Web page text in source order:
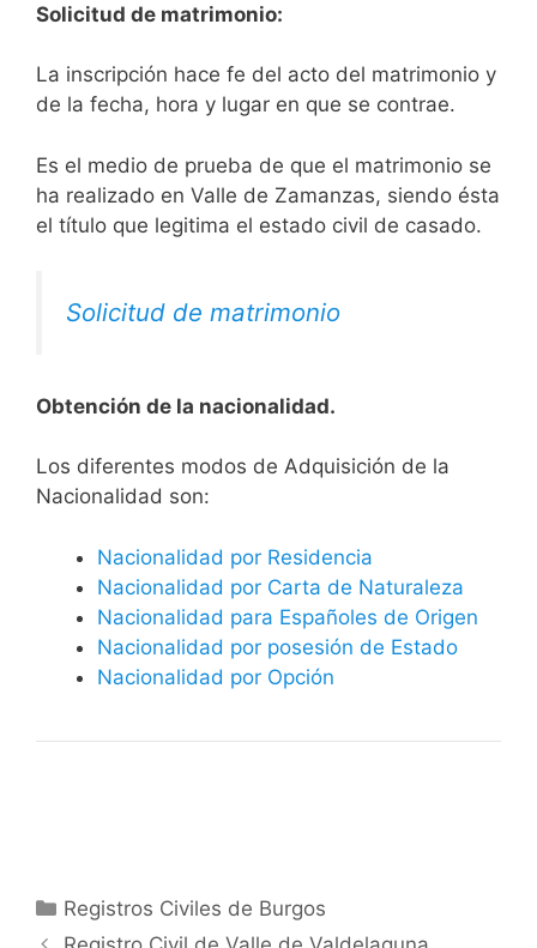
Solicitud de matrimonio:
La inscripción hace fe del acto del matrimonio y
de la fecha, hora y lugar en que se contrae.
Es el medio de prueba de que el matrimonio se
ha realizado en Valle de Zamanzas, siendo ésta
el título que legitima el estado civil de casado.
Solicitud de matrimonio
Obtención de la nacionalidad.
​​​Los diferentes modos de Adquisición de la
Nacionalidad son:
Nacionalidad por Residencia
Nacionalidad por Carta de Naturaleza
Nacionalidad para Españoles de Origen
Nacionalidad por posesión de Estado
Nacionalidad por Opción
Categorías
Registros Civiles de Burgos